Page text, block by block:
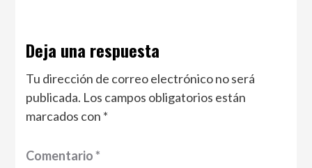
Deja una respuesta
Tu dirección de correo electrónico no será
publicada. Los campos obligatorios están
marcados con *
Comentario*